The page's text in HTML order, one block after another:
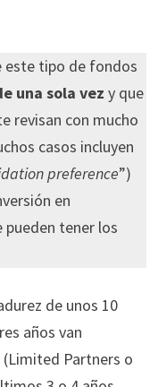
este tipo de fondos
una sola vez y que
revisan con mucho
casos incluyen
preference”)
en
tener los
de unos 10
años van
(Limited Partners o